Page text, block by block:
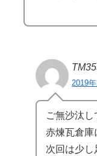
2019
ご無沙汰し
赤煉瓦倉庫
次回は少